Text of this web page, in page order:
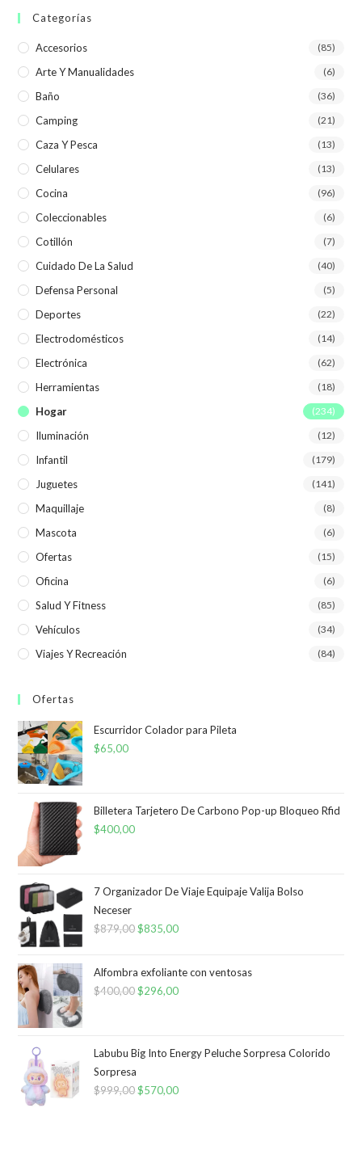
Categorías
Accesorios (85)
Arte Y Manualidades (6)
Baño (36)
Camping (21)
Caza Y Pesca (13)
Celulares (13)
Cocina (96)
Coleccionables (6)
Cotillón (7)
Cuidado De La Salud (40)
Defensa Personal (5)
Deportes (22)
Electrodomésticos (14)
Electrónica (62)
Herramientas (18)
Hogar (234)
Iluminación (12)
Infantil (179)
Juguetes (141)
Maquillaje (8)
Mascota (6)
Ofertas (15)
Oficina (6)
Salud Y Fitness (85)
Vehículos (34)
Viajes Y Recreación (84)
Ofertas
Escurridor Colador para Pileta
$65,00
Billetera Tarjetero De Carbono Pop-up Bloqueo Rfid
$400,00
7 Organizador De Viaje Equipaje Valija Bolso
Neceser
$879,00El
original
era:
$835,00El
actual
es:
Alfombra exfoliante con ventosas
$400,00El
era:
$296,00El
es:
Labubu Big Into Energy Peluche Sorpresa Colorido
Sorpresa
$999,00El
$570,00El